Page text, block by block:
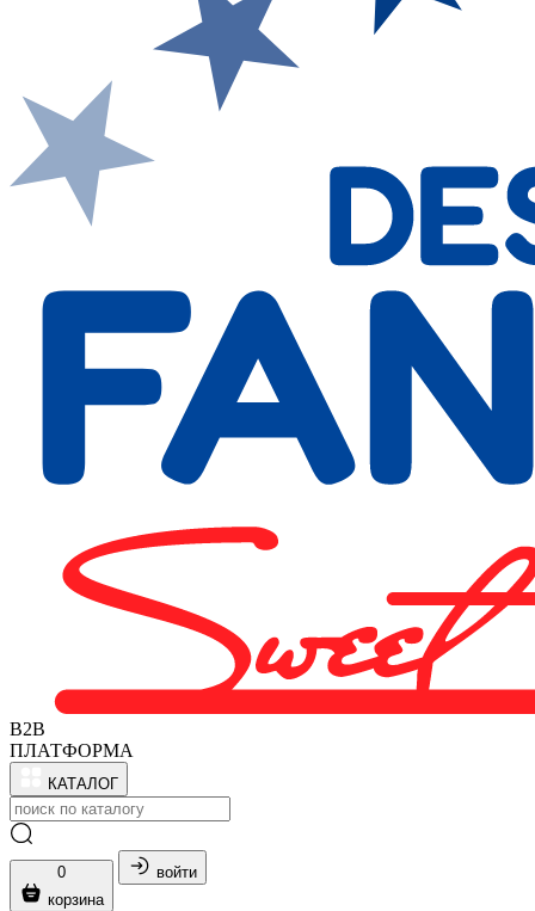
B2B
ПЛАТФОРМА
КАТАЛОГ
0
корзина
войти